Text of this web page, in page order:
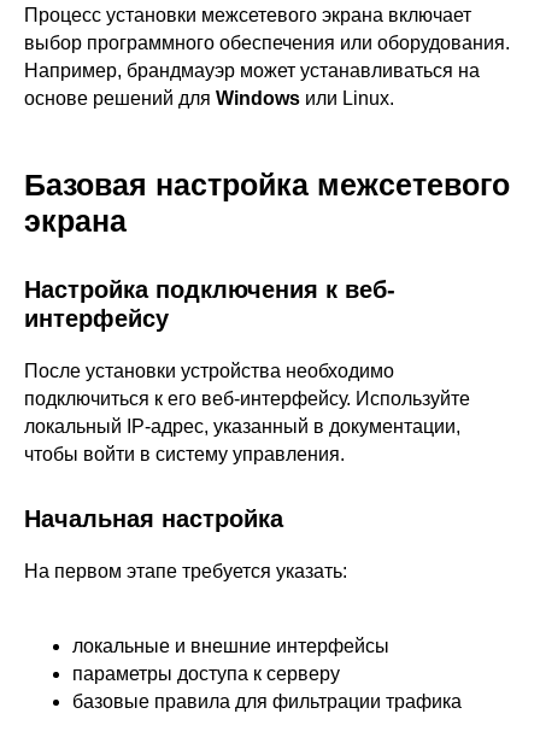
Процесс установки межсетевого экрана включает
выбор программного обеспечения или оборудования.
Например, брандмауэр может устанавливаться на
основе решений для Windows или Linux.
Базовая настройка межсетевого
экрана
Настройка подключения к веб-
интерфейсу
После установки устройства необходимо
подключиться к его веб-интерфейсу. Используйте
локальный IP-адрес, указанный в документации,
чтобы войти в систему управления.
Начальная настройка
На первом этапе требуется указать:
локальные и внешние интерфейсы
параметры доступа к серверу
базовые правила для фильтрации трафика